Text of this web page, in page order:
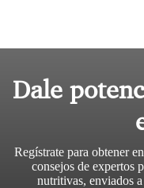
Dale
Regístrate para obtener
consejos de expertos
nutritivas, enviados